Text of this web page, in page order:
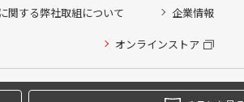
関する弊社取組について 企業情報
オンラインストア